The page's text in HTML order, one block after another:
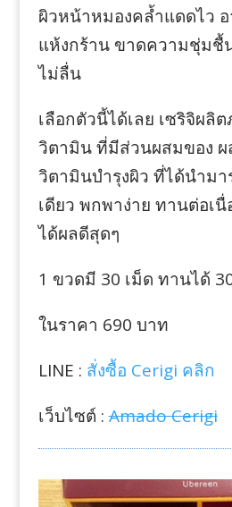
ผิวหน้าหมองคล้ำแดดไว
แห้งกร้าน ขาดความชุ่มชื้
ไม่ลื่น
เลือกตัวนี้ได้เลย เซริจิผ
วิตามิน ที่มีส่วนผสมของ ผ
วิตามินบำรุงผิว ที่ได้นำม
เดียว พกพาง่าย ทานต่อเ
ได้ผลดีสุดๆ
1 ขวดมี 30 เม็ด ทานได้
ในราคา 690 บาท
LINE : สั่งซื้อ Cerigi คลิก
เว็บไซต์ :Amado Cerigi